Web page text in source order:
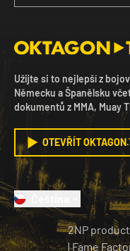
Užijte si to nejlepší z
Německu a Španělsku
dokumentů z MMA, Muay
OTEVŘÍT
2NP
| Fame